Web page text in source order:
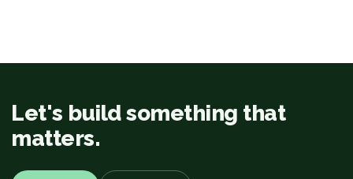
Let's build something that
matters.